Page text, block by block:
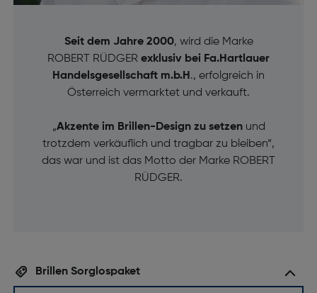
Seit dem Jahre 2000, wird die Marke
ROBERT RÜDGER exklusiv bei Fa.Hartlauer
Handelsgesellschaft m.b.H ., erfolgreich in
Österreich vermarktet und verkauft.
„Akzente im Brillen-Design zu setzenund
trotzdem verkäuflich und tragbar zu bleiben“,
das war und ist das Motto der Marke ROBERT
RÜDGER.
Brillen Sorglospaket